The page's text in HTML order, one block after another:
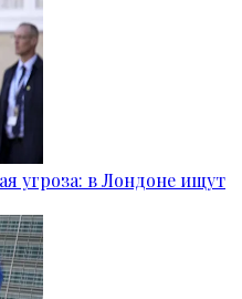
угроза: в Лондоне ищут